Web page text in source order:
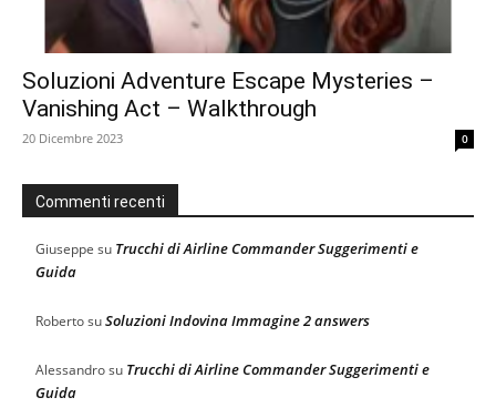
Soluzioni Adventure Escape Mysteries –
Vanishing Act – Walkthrough
20 Dicembre 2023 0
Commenti recenti
Giuseppe su Trucchi di Airline Commander Suggerimenti e
Guida
RobertosuSoluzioni Indovina Immagine 2 answers
Alessandrosu Trucchi di Airline Commander Suggerimenti e
Guida